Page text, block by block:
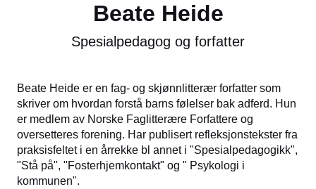
Beate Heide
Spesialpedagog og forfatter
Beate Heide er en fag- og skjønnlitterær forfatter som
skriver om hvordan forstå barns følelser bak adferd. Hun
er medlem av Norske Faglitterære Forfattere og
oversetteres forening. Har publisert refleksjonstekster fra
praksisfeltet i en årrekke bl annet i "Spesialpedagogikk",
"Stå på", "Fosterhjemkontakt" og " Psykologi i
kommunen".